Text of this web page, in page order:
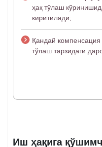
ҳақ тўлаш
киритилади;
Қандай компенсация
тўлаш тарзидаги
Иш ҳақига